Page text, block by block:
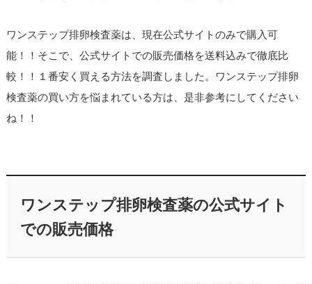
ワンステップ排卵検査薬は、現在公式サイトのみで購入可
能！！そこで、公式サイトでの販売価格を送料込みで徹底比
較！！１番安く買える方法を調査しました。ワンステップ排卵
検査薬の買い方を悩まれている方は、是非参考にしてください
ね！！
ワンステップ排卵検査薬の公式サイト
での販売価格